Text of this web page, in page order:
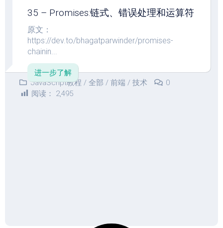
35 – Promises:链式、错误处理和运算符
原文：
https://dev.to/bhagatparwinder/promises-
chainin...
进一步了解
JavaScript教程 / 全部 / 前端 / 技术
0
阅读：
2,495